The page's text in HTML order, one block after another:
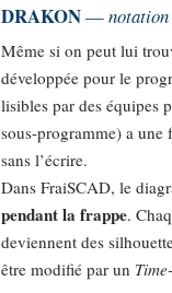
DRAKON—
Même si on peut lui
développée pour le
lisibles par des équipes
sous-programme) a
sans l’écrire.
Dans FraiSCAD, le
pendant la frappe.
deviennent des
être modifié par un